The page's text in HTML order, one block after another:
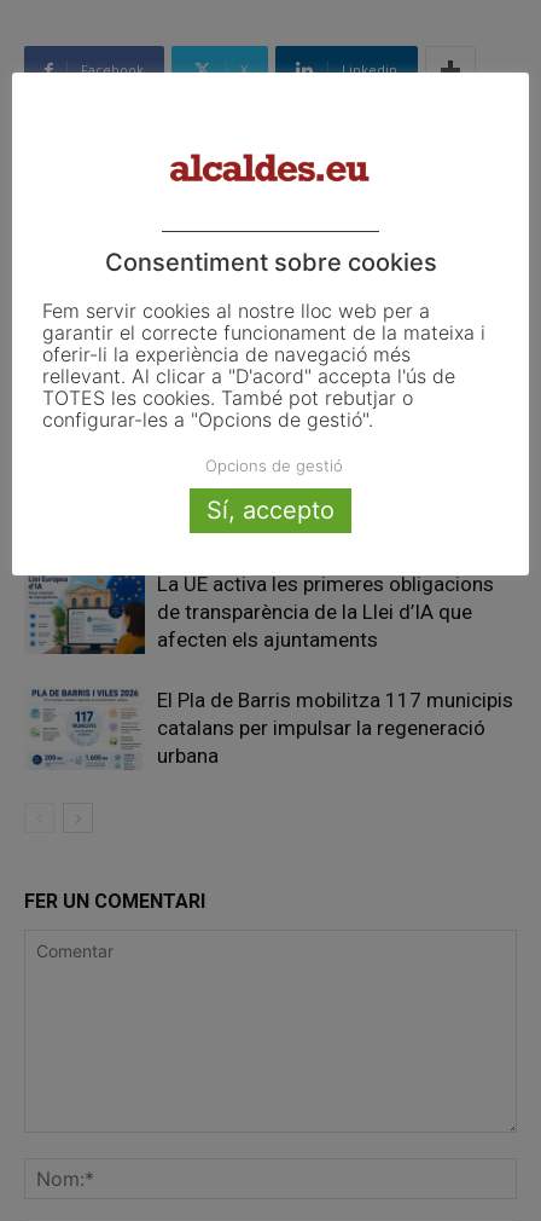
Facebook X Linkedin
superiors a 90.000 € i una
es confirma com una eina
museus del territori
Articles relacionats
Pals reclama revisar el decret dels
habitatges d’ús turístic per preservar
l’autonomia municipal
La UE activa les primeres obligacions
de transparència de la Llei d’IA que
afecten els ajuntaments
El Pla de Barris mobilitza 117 municipis
catalans per impulsar la regeneració
urbana
FER UN COMENTARI
Consentiment sobre cookies
Fem servir cookies al nostre lloc web per a
garantir el correcte funcionament de la mateixa i
oferir-li la experiència de navegació més
rellevant. Al clicar a "D'acord" accepta l'ús de
TOTES les cookies. També pot rebutjar o
configurar-les a "Opcions de gestió".
Opcions de gestió
Sí, accepto